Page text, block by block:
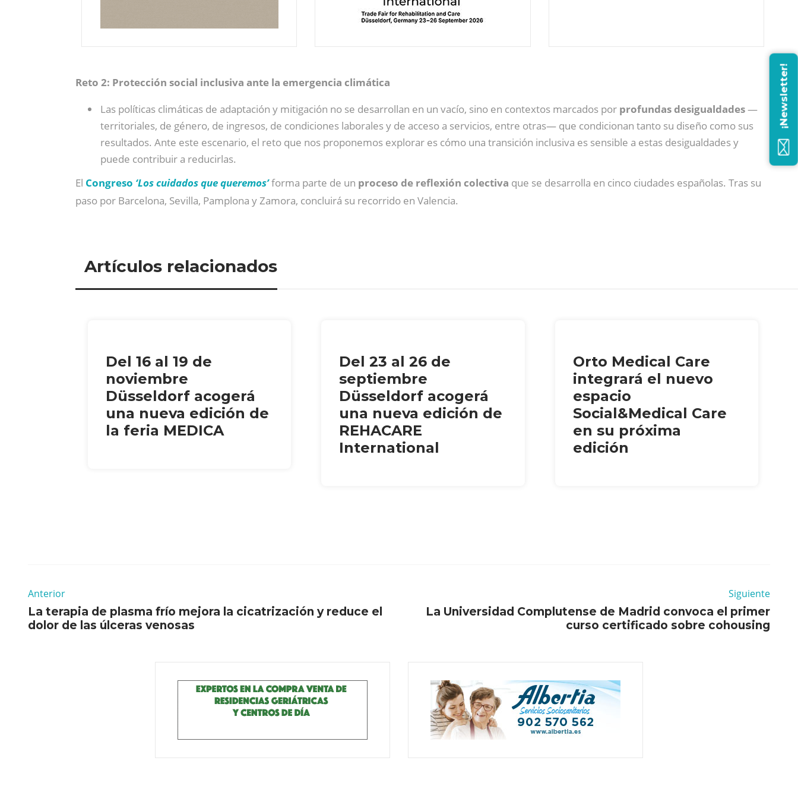
Reto 2: Protección social inclusiva ante la emergencia climática
Las políticas climáticas de adaptación y mitigación no se desarrollan en un vacío, sino en contextos marcados por profundas desigualdades—
territoriales, de género, de ingresos, de condiciones laborales y de acceso a servicios, entre otras— que condicionan tanto su diseño como sus
resultados. Ante este escenario, el reto que nos proponemos explorar es cómo una transición inclusiva es sensible a estas desigualdades y
puede contribuir a reducirlas.
El Congreso ‘Los cuidados que queremos’forma parte de un proceso de reflexión colectiva que se desarrolla en cinco ciudades españolas. Tras su
paso por Barcelona, Sevilla, Pamplona y Zamora, concluirá su recorrido en Valencia.
Artículos relacionados
Del 16 al 19 de
noviembre
Düsseldorf acogerá
una nueva edición de
la feria MEDICA
Del 23 al 26 de
septiembre
Düsseldorf acogerá
una nueva edición de
REHACARE
International
Orto Medical Care
integrará el nuevo
espacio
Social&Medical Care
en su próxima
edición
Anterior
La terapia de plasma frío mejora la cicatrización y reduce el
dolor de las úlceras venosas
Siguiente
La Universidad Complutense de Madrid convoca el primer
curso certificado sobre cohousing
¡Newsletter!